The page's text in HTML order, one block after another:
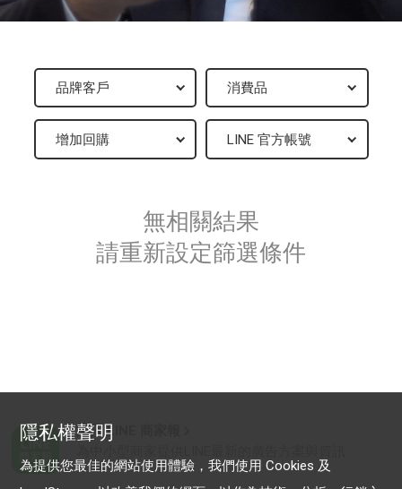
無相關結果
請重新設定篩選條件
加入 LINE 商家報
隱私權聲明
為提供您最佳的網站使用體驗，我們使用 Cookies 及